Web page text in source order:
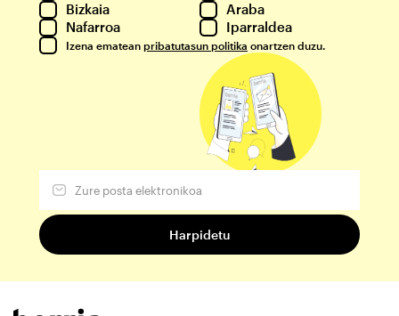
Bizkaia
Araba
Nafarroa
Iparraldea
Izena ematean pribatutasun politika onartzen duzu.